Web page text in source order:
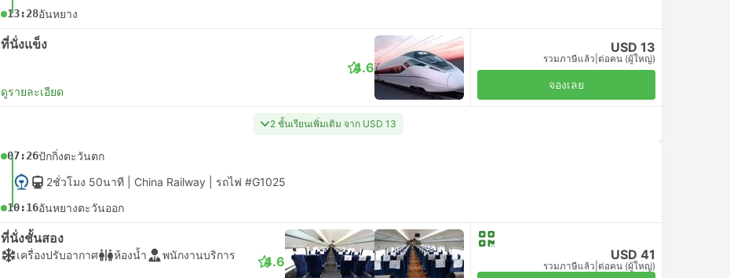
13:28อันหยาง
ที่นั่งแข็ง
ดูรายละเอียด
4.6
USD 13
รวมภาษีแล้ว ต่อคน (ผู้ใหญ่)
จองเลย
2 ชั้นเรียนเพิ่มเติม จาก USD 13
07:26ปักกิ่งตะวันตก
2ชั่วโมง 50นาที | China Railway รถไฟ #G1025
10:16อันหยางตะวันออก
ที่นั่งชั้นสอง
เครื่องปรับอากาศ ห้องน้ำ พนักงานบริการ 4.6 USD 41
รวมภาษีแล้ว ต่อคน (ผู้ใหญ่)